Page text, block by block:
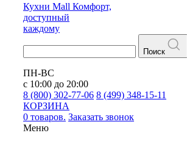
Кухни Mall Комфорт,
доступный
каждому
Поиск
ПН-ВС
с 10:00 до 20:00
8 (800) 302-77-06 8 (499) 348-15-11
КОРЗИНА
0 товаров. Заказать звонок
Меню